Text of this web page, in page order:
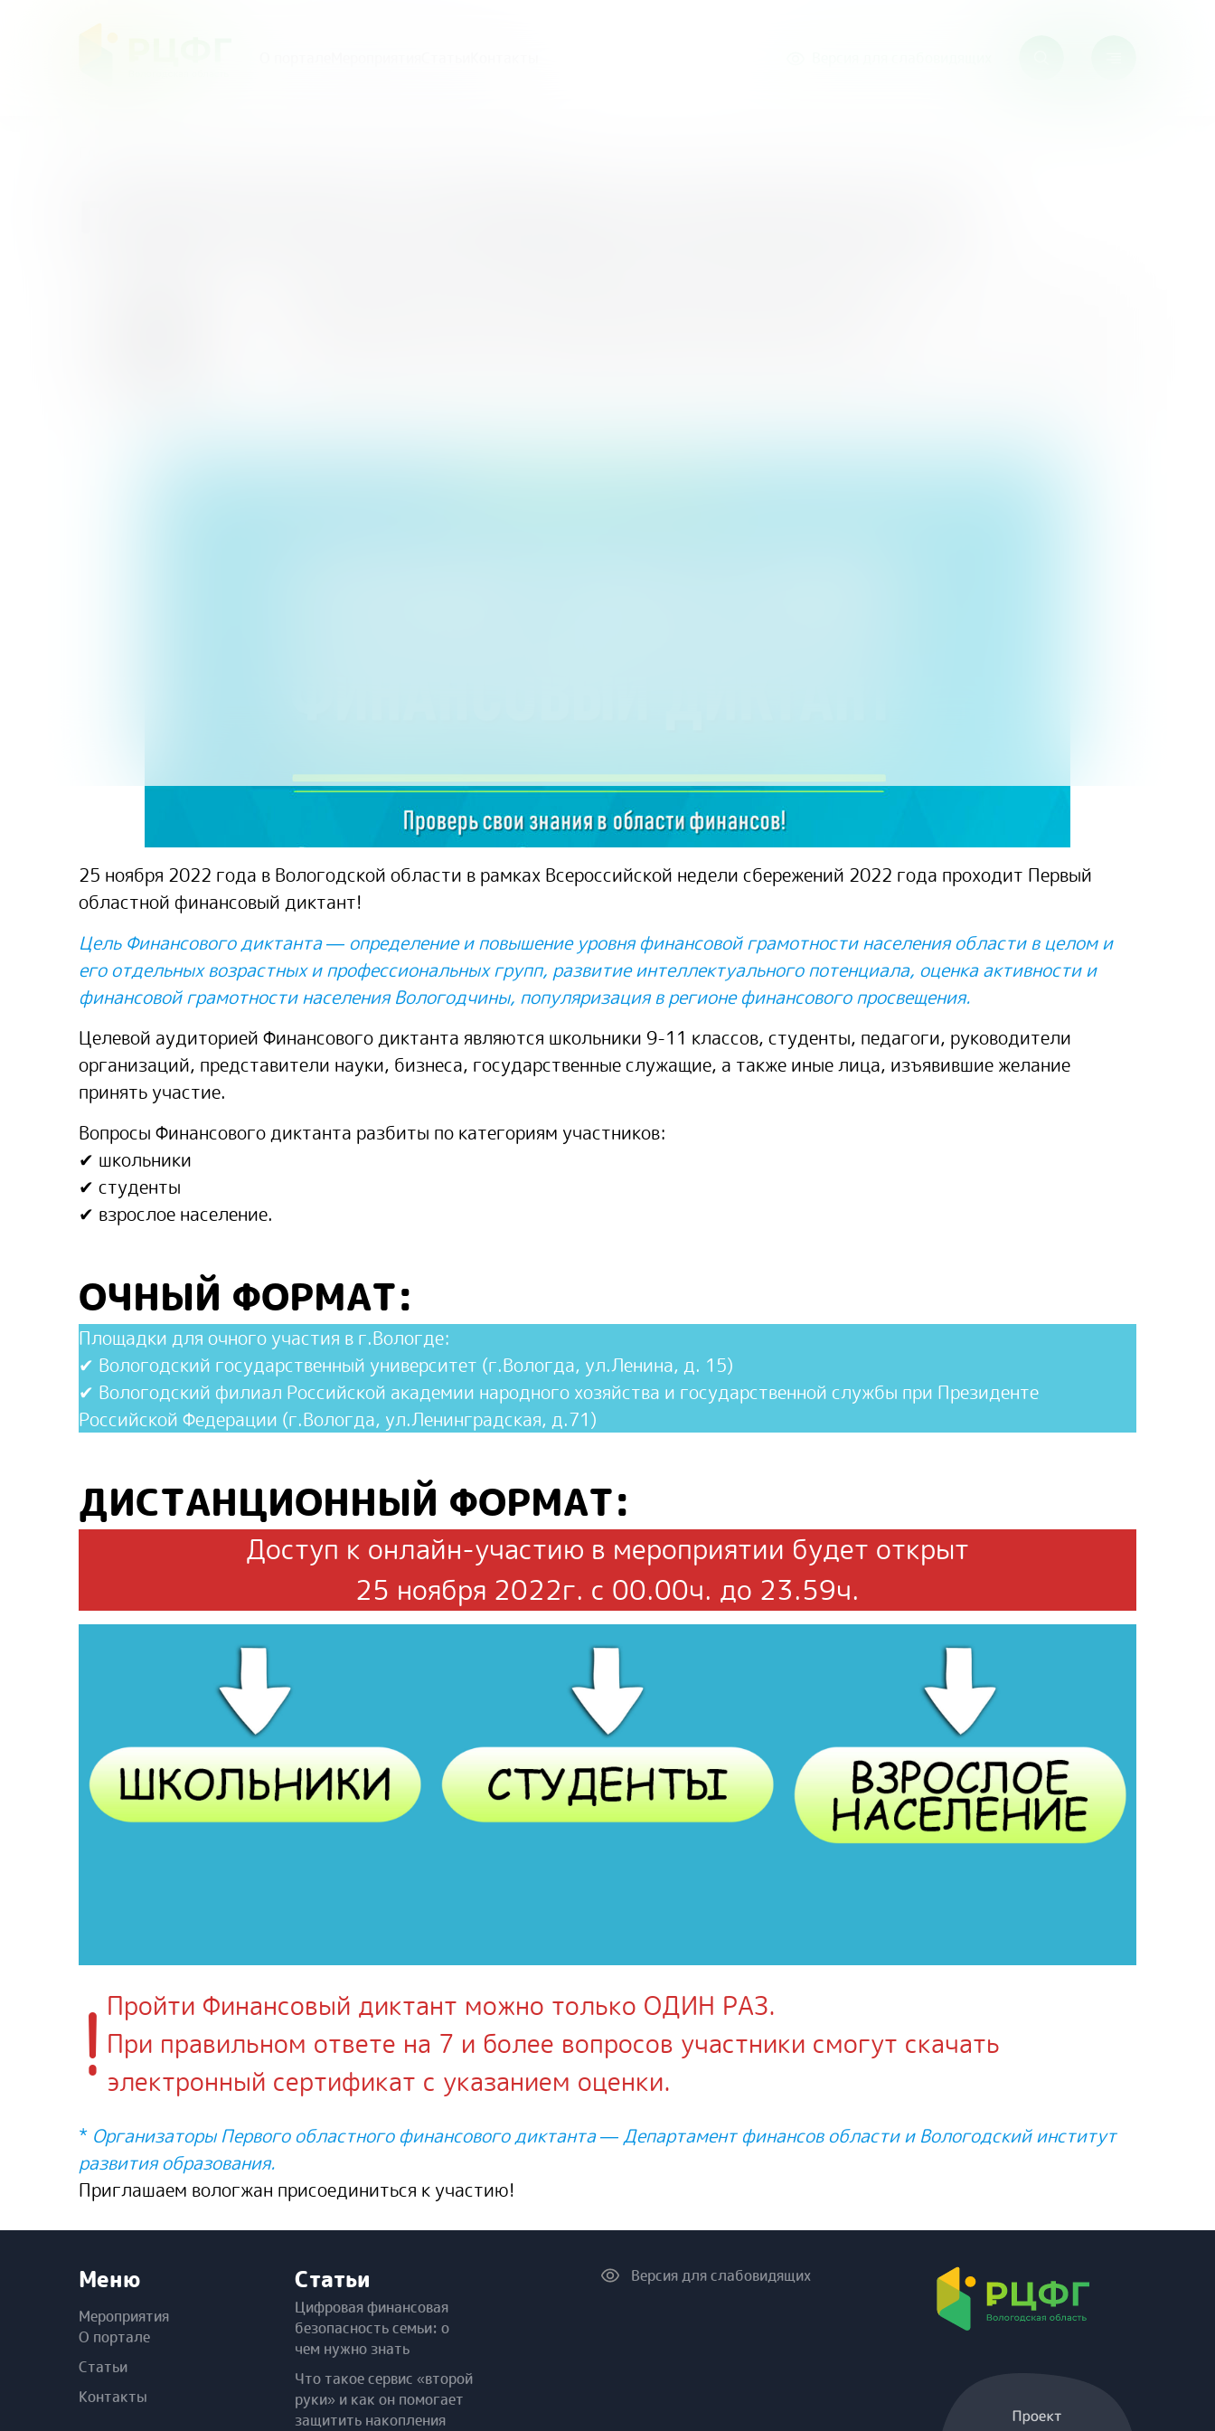
25 ноября 2022 года в Вологодской области в рамках Всероссийской недели сбережений 2022 года проходит Первый
областной финансовый диктант!
Цель Финансового диктанта — определение и повышение уровня финансовой грамотности населения области в целом и
его отдельных возрастных и профессиональных групп, развитие интеллектуального потенциала, оценка активности и
финансовой грамотности населения Вологодчины, популяризация в регионе финансового просвещения.
Целевой аудиторией Финансового диктанта являются школьники 9-11 классов, студенты, педагоги, руководители
организаций, представители науки, бизнеса, государственные служащие, а также иные лица, изъявившие желание
принять участие.
Вопросы Финансового диктанта разбиты по категориям участников:
✔ школьники
✔ студенты
✔ взрослое население.
ОЧНЫЙ ФОРМАТ:
Площадки для очного участия в г.Вологде:
✔ Вологодский государственный университет (г.Вологда, ул.Ленина, д. 15)
✔ Вологодский филиал Российской академии народного хозяйства и государственной службы при Президенте
Российской Федерации (г.Вологда, ул.Ленинградская, д.71)
ДИСТАНЦИОННЫЙ ФОРМАТ:
Доступ к онлайн-участию в мероприятии будет открыт
25 ноября 2022г. с 00.00ч. до 23.59ч.
! Пройти Финансовый диктант можно только ОДИН РАЗ.
При правильном ответе на 7 и более вопросов участники смогут скачать
электронный сертификат с указанием оценки.
* Организаторы Первого областного финансового диктанта — Департамент финансов области и Вологодский институт
развития образования.
Приглашаем вологжан присоединиться к участию!
Меню
Мероприятия
О портале
Статьи
Контакты
Статьи
Цифровая финансовая
безопасность семьи: о
чем нужно знать
Что такое сервис «второй
руки» и как он помогает
защитить накопления
Версия для слабовидящих